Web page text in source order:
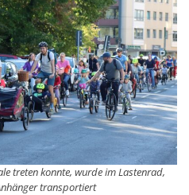
treten konnte, wurde im Lastenrad,
transportiert